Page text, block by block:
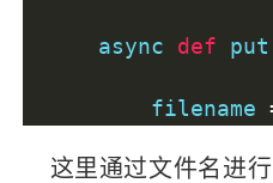
    async
def put
        filename
这里通过文件名进行